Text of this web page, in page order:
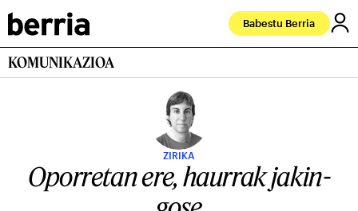
Babestu Berria
KOMUNIKAZIOA
ZIRIKA
Oporretan ere, haurrak jakin-